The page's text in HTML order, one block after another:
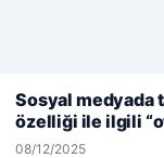
Web sitemizi nasıl
kullanıyoruz.Çerez
Reddet
Sosyal medyada
özelliği ile ilgili
08/12/2025